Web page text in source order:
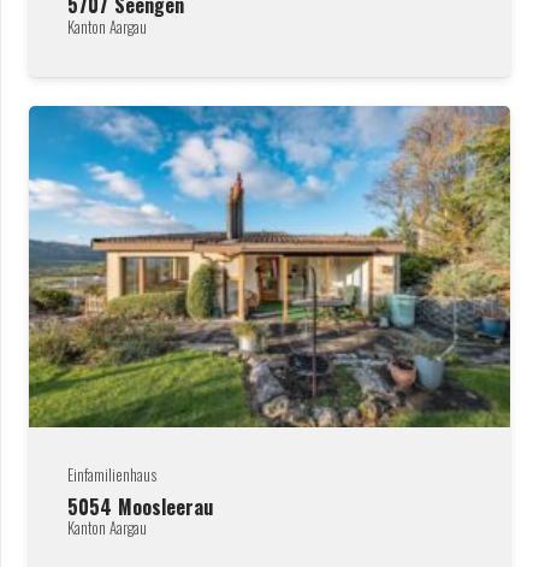
Kanton Aargau
Einfamilienhaus
5054 Moosleerau
Kanton Aargau